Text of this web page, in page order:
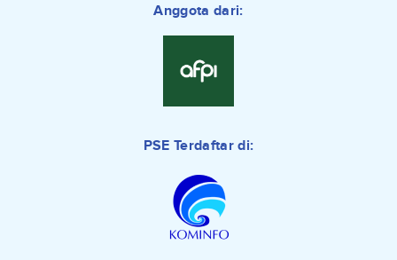
Anggota dari:
PSE Terdaftar di: